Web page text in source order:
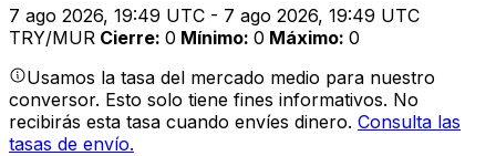
7 ago 2026, 19:49 UTC - 7 ago 2026, 19:49 UTC
TRY/MUR Cierre: 0 Mínimo: 0 Máximo: 0
Usamos la tasa del mercado medio para nuestro
conversor. Esto solo tiene fines informativos. No
recibirás esta tasa cuando envíes dinero. Consulta las
tasas de envío.